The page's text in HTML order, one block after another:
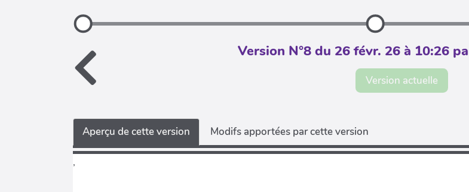
Version N°8 du 26 févr. 26 à 10:26
Version actuelle
Aperçu de cette version Modifs apportées par cette version